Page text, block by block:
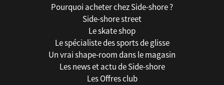
Pourquoi acheter chez Side-shore ?
Side-shore street
Le skate shop
Le spécialiste des sports de glisse
Un vrai shape-room dans le magasin
Les news et actu de Side-shore
Les Offres club